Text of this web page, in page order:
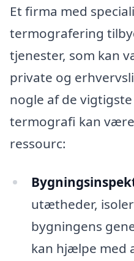
Et firma med
termografering
tjenester, som kan
private og
nogle af de
termografi kan
ressourc:
utætheder,
bygningens
kan hjælpe med